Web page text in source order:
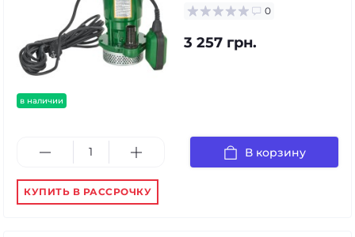
в наличии
0
3 257 грн.
В корзину
КУПИТЬ В РАССРОЧКУ